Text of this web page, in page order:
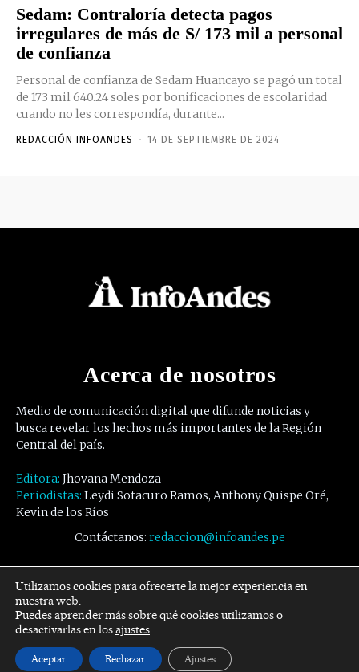
Sedam: Contraloría detecta pagos
irregulares de más de S/ 173 mil a personal
de confianza
Personal de confianza de Sedam Huancayo se pagó un total
de 173 mil 640.24 soles por bonificaciones de escolaridad
cuando no les correspondía, durante...
REDACCIÓN INFOANDES - 14 DE SEPTIEMBRE DE 2024
Acerca de nosotros
Medio de comunicación digital que difunde noticias y
busca revelar los hechos más importantes de la Región
Central del país.
Editora: Jhovana Mendoza
Periodistas: Leydi Sotacuro Ramos, Anthony Quispe Oré,
Kevin de los Ríos
Contáctanos: redaccion@infoandes.pe
Síguenos
Facebook Twitter Youtube
Utilizamos cookies para ofrecerte la mejor experiencia en
nuestra web.
Puedes aprender más sobre qué cookies utilizamos o
desactivarlas en losajustes.
Aceptar Rechazar Ajustes